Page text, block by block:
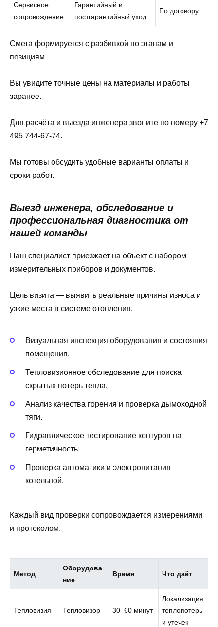
Сервисное
сопровождение
Гарантийный и
постгарантийный уход
По договору
Смета формируется с разбивкой по этапам и
позициям.
Вы увидите точные цены на материалы и работы
заранее.
Для расчёта и выезда инженера звоните по номеру +7
495 744-67-74.
Мы готовы обсудить удобные варианты оплаты и
сроки работ.
Выезд инженера, обследование и
профессиональная диагностика от
нашей команды
Наш специалист приезжает на объект с набором
измерительных приборов и документов.
Цель визита — выявить реальные причины износа и
узкие места в системе отопления.
Визуальная инспекция оборудования и состояния
помещения.
Тепловизионное обследование для поиска
скрытых потерь тепла.
Анализ качества горения и проверка дымоходной
тяги.
Гидравлическое тестирование контуров на
герметичность.
Проверка автоматики и электропитания
котельной.
Каждый вид проверки сопровождается измерениями
и протоколом.
Метод
Оборудова
ние
Время Что даёт
Тепловизия Тепловизор 30–60 минут
Локализация
теплопотерь
и утечек